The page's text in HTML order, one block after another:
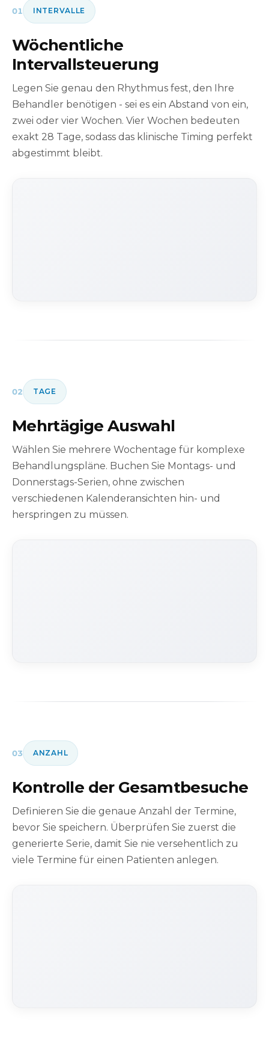
01 INTERVALLE
Wöchentliche
Intervallsteuerung
Legen Sie genau den Rhythmus fest, den Ihre
Behandler benötigen - sei es ein Abstand von ein,
zwei oder vier Wochen. Vier Wochen bedeuten
exakt 28 Tage, sodass das klinische Timing perfekt
abgestimmt bleibt.
02 TAGE
Mehrtägige Auswahl
Wählen Sie mehrere Wochentage für komplexe
Behandlungspläne. Buchen Sie Montags- und
Donnerstags-Serien, ohne zwischen
verschiedenen Kalenderansichten hin- und
herspringen zu müssen.
03 ANZAHL
Kontrolle der Gesamtbesuche
Definieren Sie die genaue Anzahl der Termine,
bevor Sie speichern. Überprüfen Sie zuerst die
generierte Serie, damit Sie nie versehentlich zu
viele Termine für einen Patienten anlegen.